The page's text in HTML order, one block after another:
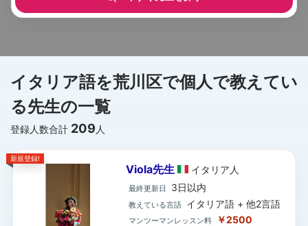
イタリア語を荒川区で個人で教えてい
る先生の一覧
登録人数合計 209 人
新規登録!
Viola先生 イタリア 人
最終更新日 3日以内
教えている言語 イタリア語 + 他2言語
マンツーマンレッスン料 ￥2500